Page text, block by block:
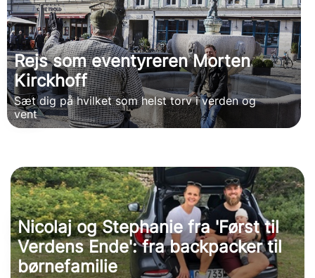
Rejs som eventyreren Morten
Kirckhoff
Sæt dig på hvilket som helst torv i verden og
vent
Nicolaj og Stephanie fra 'Først til
Verdens Ende': fra backpacker til
børnefamilie